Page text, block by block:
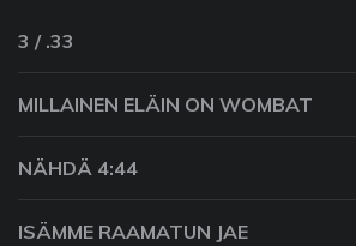
3 / .33
MILLAINEN ELÄIN ON WOMBAT
NÄHDÄ 4:44
ISÄMME RAAMATUN JAE